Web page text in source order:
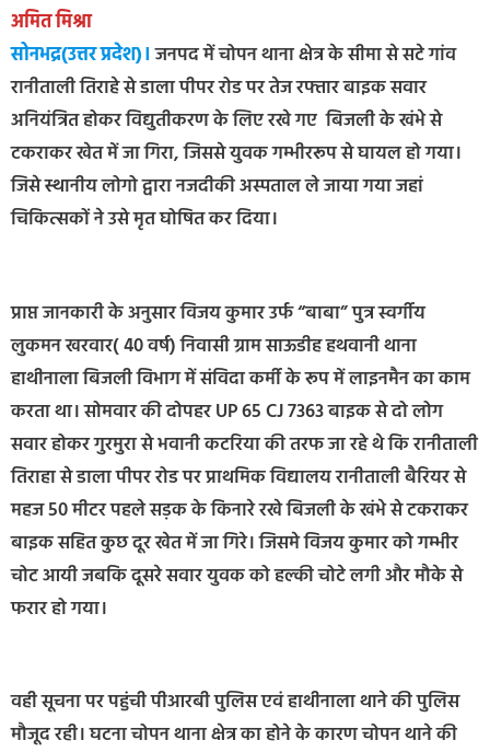
अमित मिश्रा
सोनभद्र(उत्तर प्रदेश)।जनपद में चोपन थाना क्षेत्र के सीमा से सटे गांव
रानीताली तिराहे से डाला पीपर रोड पर तेज रफ्तार बाइक सवार
अनियंत्रित होकर विद्युतीकरण के लिए रखे गए बिजली के खंभे से
टकराकर खेत में जा गिरा, जिससे युवक गम्भीररूप से घायल हो गया।
जिसे स्थानीय लोगो द्वारा नजदीकी अस्पताल ले जाया गया जहां
चिकित्सकों ने उसे मृत घोषित कर दिया।
प्राप्त जानकारी के अनुसार विजय कुमार उर्फ “बाबा” पुत्र स्वर्गीय
लुकमन खरवार( 40 वर्ष) निवासी ग्राम साऊडीह हथवानी थाना
हाथीनाला बिजली विभाग में संविदा कर्मी के रूप में लाइनमैन का काम
करता था। सोमवार की दोपहर UP 65 CJ 7363 बाइक से दो लोग
सवार होकर गुरमुरा से भवानी कटरिया की तरफ जा रहे थे कि रानीताली
तिराहा से डाला पीपर रोड पर प्राथमिक विद्यालय रानीताली बैरियर से
महज 50 मीटर पहले सड़क के किनारे रखे बिजली के खंभे से टकराकर
बाइक सहित कुछ दूर खेत में जा गिरे। जिसमे विजय कुमार को गम्भीर
चोट आयी जबकि दूसरे सवार युवक को हल्की चोटे लगी और मौके से
फरार हो गया।
वही सूचना पर पहुंची पीआरबी पुलिस एवं हाथीनाला थाने की पुलिस
मौजूद रही। घटना चोपन थाना क्षेत्र का होने के कारण चोपन थाने की